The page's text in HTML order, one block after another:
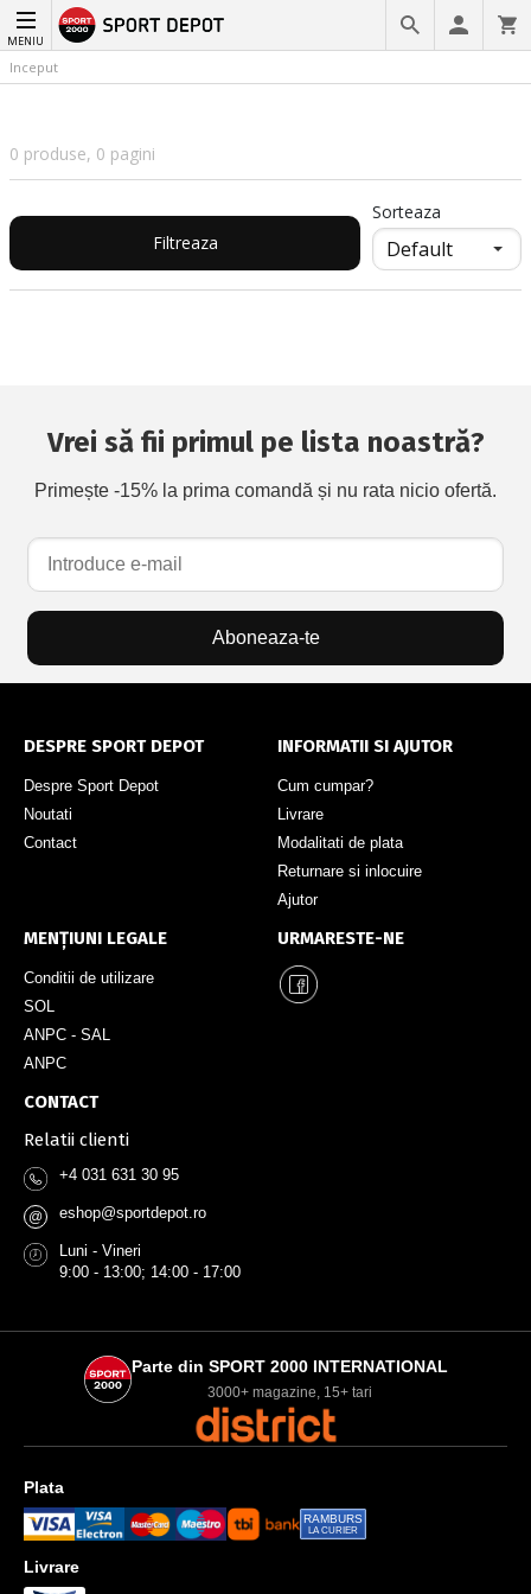
MENIU
Inceput
0 produse, 0 pagini
Filtreaza
Sorteaza
Vrei să fii primul pe lista noastră?
Primește -15% la prima comandă și nu rata nicio ofertă.
Aboneaza-te
DESPRE SPORT DEPOT
Despre Sport Depot
Noutati
Contact
INFORMATII SI AJUTOR
Cum cumpar?
Livrare
Modalitati de plata
Returnare si inlocuire
Ajutor
MENȚIUNI LEGALE
Conditii de utilizare
SOL
ANPC - SAL
ANPC
URMARESTE-NE
CONTACT
Relatii clienti
+4 031 631 30 95
@ eshop@sportdepot.ro
Luni - Vineri
9:00 - 13:00; 14:00 - 17:00
Parte din SPORT 2000 INTERNATIONAL
3000+ magazine, 15+ tari
Plata
RAMBURS
LA CURIER
Livrare